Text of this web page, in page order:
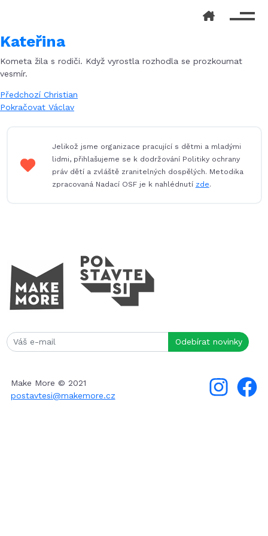
Kateřina
Kometa žila s rodiči. Když vyrostla rozhodla se prozkoumat
vesmír.
Navigace
pro
Předchozí Předchozí
příspěvek:
Christian
Pokračovat Následující
Václav
Jelikož jsme organizace pracující s dětmi a mladými
lidmi, přihlašujeme se k dodržování Politiky ochrany
práv dětí a zvláště zranitelných dospělých. Metodika
zpracovaná Nadací OSF je k nahlédnutí zde.
Make More © 2021
postavtesi@makemore.cz